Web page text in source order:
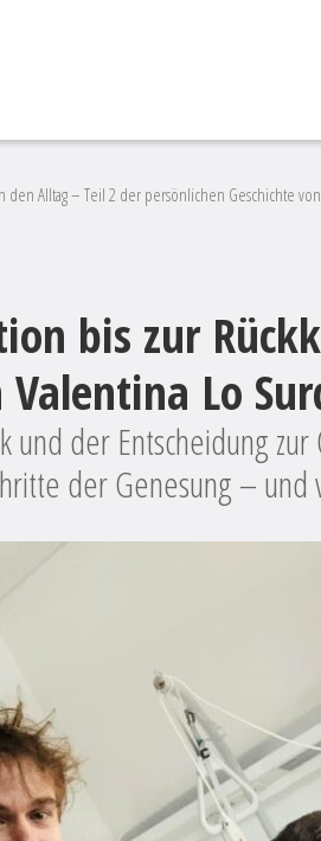
Alltag – Teil 2 der persönlichen Geschichte
bis zur
Lo
und der Entscheidung
der Genesung –